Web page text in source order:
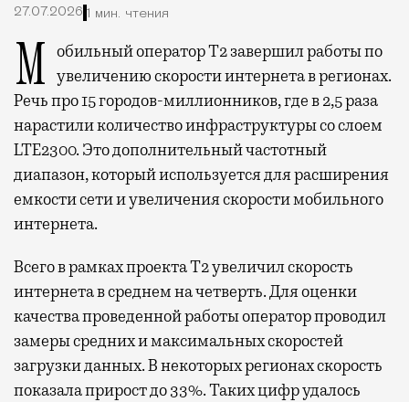
27.07.2026 1 мин. чтения
Мобильный оператор Т2 завершил работы по увеличению скорости интернета в регионах.
Речь про 15 городов-миллионников, где в 2,5 раза
нарастили количество инфраструктуры со слоем
LTE2300. Это дополнительный частотный
диапазон, который используется для расширения
емкости сети и увеличения скорости мобильного
интернета.
Всего в рамках проекта Т2 увеличил скорость
интернета в среднем на четверть. Для оценки
качества проведенной работы оператор проводил
замеры средних и максимальных скоростей
загрузки данных. В некоторых регионах скорость
показала прирост до 33%. Таких цифр удалось